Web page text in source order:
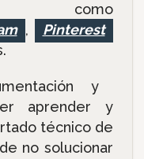
como
,
Pinterest
y
aprender y
técnico de
no solucionar